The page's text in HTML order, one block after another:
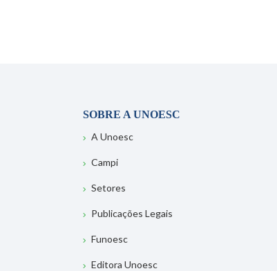
SOBRE A UNOESC
A Unoesc
Campi
Setores
Publicações Legais
Funoesc
Editora Unoesc